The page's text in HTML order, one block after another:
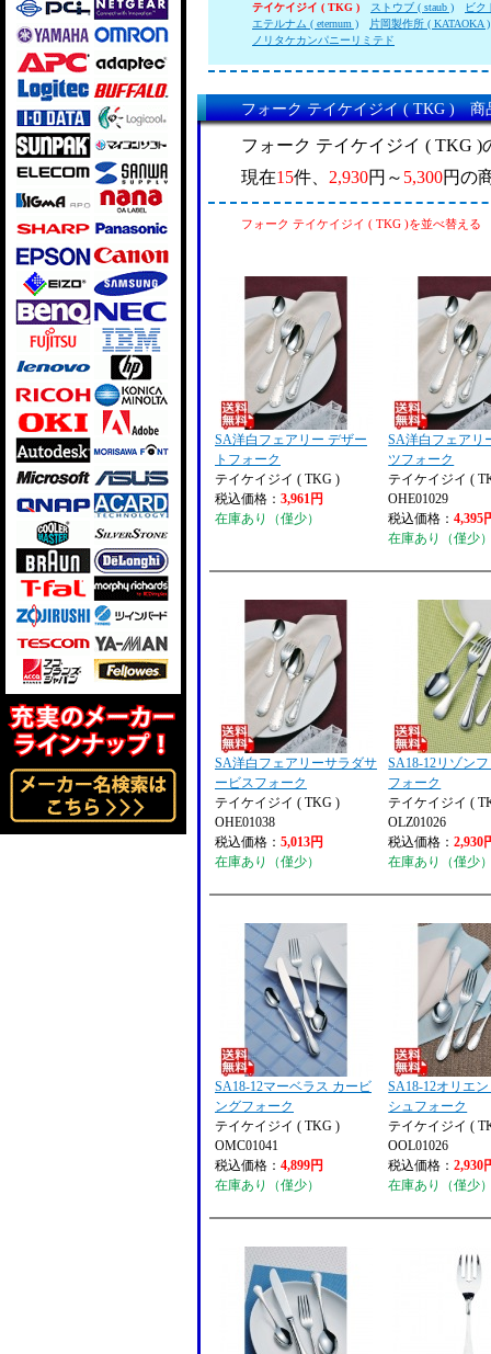
テイケイジイ ( TKG ) ストウブ ( staub )
ビク
エテルナム ( eternum )
片岡製作所 ( KATAOKA )
ノリタケカンパニーリミテド
フォーク テイケイジイ ( TKG ) 商
フォーク テイケイジイ ( TKG )
現在15件、 2,930円～ 5,300円の
フォーク テイケイジイ ( TKG )を並べ替える
SA洋白フェアリー デザー
トフォーク
テイケイジイ ( TKG )
税込価格： 3,961円
在庫あり（僅少）
SA洋白フェアリ
ツフォーク
テイケイジイ (
OHE01029
税込価格：4,395
在庫あり（僅少
SA洋白フェアリーサラダサ
ービスフォーク
テイケイジイ ( TKG )
OHE01038
税込価格： 5,013円
在庫あり（僅少）
SA18-12リゾン
フォーク
テイケイジイ (
OLZ01026
税込価格：2,930
在庫あり（僅少
SA18-12マーベラス カービ
ングフォーク
テイケイジイ ( TKG )
OMC01041
税込価格： 4,899円
在庫あり（僅少）
SA18-12オリエ
シュフォーク
テイケイジイ (
OOL01026
税込価格：2,930
在庫あり（僅少